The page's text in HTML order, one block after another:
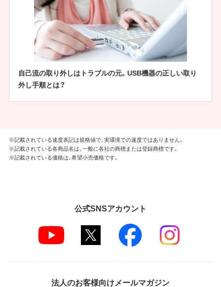
自己流の取り外しはトラブルの元。USB機器の正しい取り
外し手順とは？
※記載されている速度表記は規格値で、実環境での速度ではありません。
※記載されている各商品名は、一般に各社の商標または登録商標です。
※記載されている価格は、希望小売価格です。
公式SNSアカウント
法人のお客様向けメールマガジン